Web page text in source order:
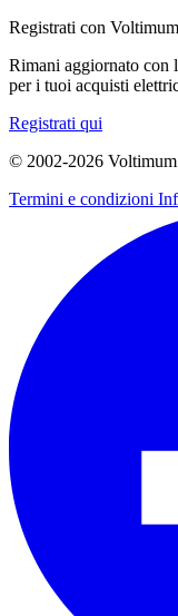
Registrati con Voltimum
Rimani aggiornato con
per i tuoi acquisti
Registrati qui
© 2002-2026 Voltimum
Termini e condizioni